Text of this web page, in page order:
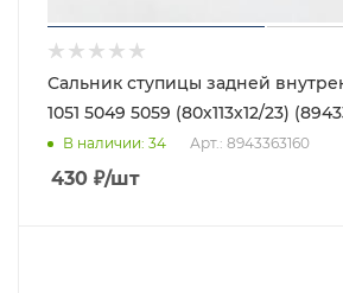
Сальник ступицы задней
1051 5049 5059 (80х113х12/23)
В наличии: 34 Арт.: 8943363160
430 ₽/шт